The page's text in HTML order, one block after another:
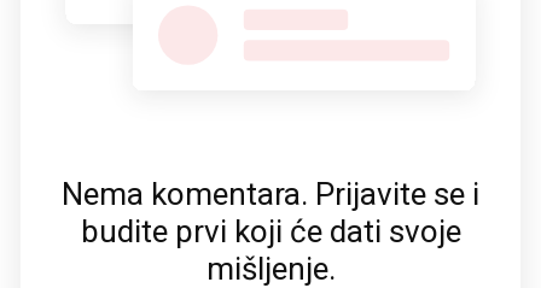
Nema komentara. Prijavite se i
budite prvi koji će dati svoje
mišljenje.